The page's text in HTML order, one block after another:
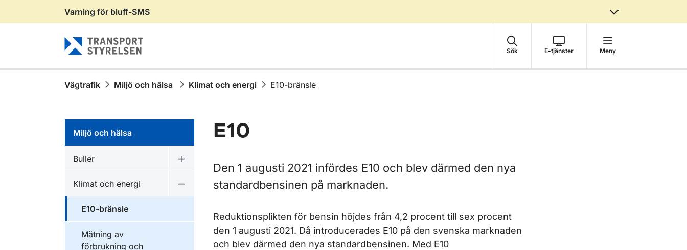
Gå till sidans innehåll
Varning för bluff-SMS
Sök E-tjänster Meny
Vägtrafik Miljö och hälsa Klimat och energi E10-bränsle
Miljö och hälsa
Buller
Undermeny för Buller
Klimat och energi
Undermeny för Klimat och energi
E10-bränsle
Mätning av
förbrukning och
E10
Den 1 augusti 2021 infördes E10 och blev därmed den nya
standardbensinen på marknaden.
Reduktionsplikten för bensin höjdes från 4,2 procent till sex procent
den 1 augusti 2021. Då introducerades E10 på den svenska marknaden
och blev därmed den nya standardbensinen. Med E10